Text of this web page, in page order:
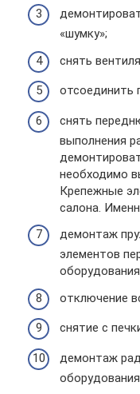
«шумку»;
снять
отсоединить
снять
выполнения
необходимо
Крепежные
салона.
демонтаж
элементов
отключение
снятие с
демонтаж
оборудования.